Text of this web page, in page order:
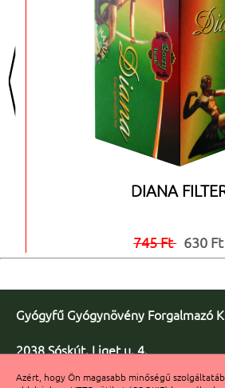
Azért, hogy Ön magasabb minőségű
<
DIANA
745 Ft 630 Ft
Gyógyfű Gyógynövény Forgalmazó
2038 Sóskút, Liget u. 4.